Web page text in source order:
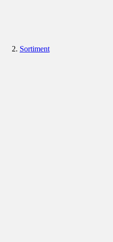
Sortiment